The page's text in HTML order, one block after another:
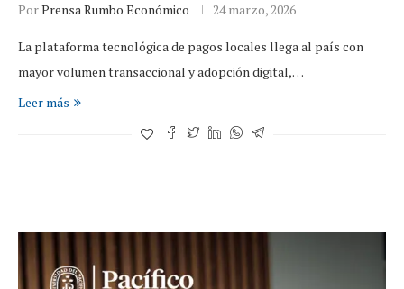
PorPrensa Rumbo Económico 24 marzo, 2026
La plataforma tecnológica de pagos locales llega al país con
mayor volumen transaccional y adopción digital,…
Leer más